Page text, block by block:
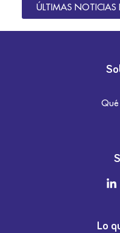
ÚLTIMAS NOTICIAS
Lo